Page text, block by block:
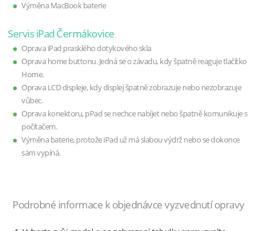
Výměna MacBook baterie
Servis iPad Čermákovice
Oprava iPad prasklého dotykového skla
Oprava home buttonu. Jedná se o závadu, kdy špatně reaguje tlačítko
Home.
Oprava LCD displeje, kdy displej špatně zobrazuje nebo nezobrazuje
vůbec.
Oprava konektoru, pPad se nechce nabíjet nebo špatně komunikuje s
počítačem.
Výměna baterie, protože iPad už má slabou výdrž nebo se dokonce
sám vypíná.
Podrobné informace k objednávce vyzvednutí opravy